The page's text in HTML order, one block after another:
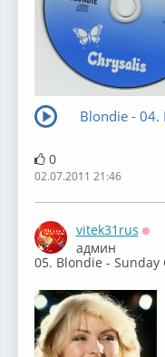
Blondie - 04.
0
02.07.2011 21:46
vitek31rus
админ
05. Blondie - Sunday